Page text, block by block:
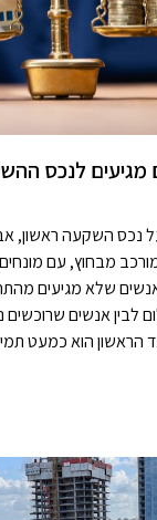
מגיעים לנכס
נכס השקעה ראשון,
מבחוץ, עם מונחים
שלא מגיעים
אנשים שרוכשים
הוא כמעט